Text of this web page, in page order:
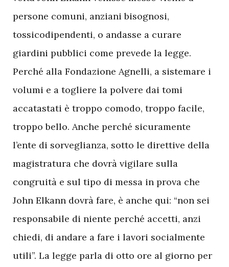
persone comuni, anziani bisognosi,
tossicodipendenti, o andasse a curare
giardini pubblici come prevede la legge.
Perché alla Fondazione Agnelli, a sistemare i
volumi e a togliere la polvere dai tomi
accatastati è troppo comodo, troppo facile,
troppo bello. Anche perché sicuramente
l’ente di sorveglianza, sotto le direttive della
magistratura che dovrà vigilare sulla
congruità e sul tipo di messa in prova che
John Elkann dovrà fare, è anche qui: “non sei
responsabile di niente perché accetti, anzi
chiedi, di andare a fare i lavori socialmente
utili”. La legge parla di otto ore al giorno per